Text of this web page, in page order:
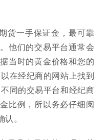
货一手保证金，最可靠
他们的交易平台通常会
当时的黄金价格和您的
在经纪商的网站上找到
同的交易平台和经纪商
比例，所以务必仔细阅
。